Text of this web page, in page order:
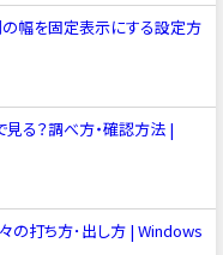
の幅を固定表示にする設定方
る？調べ方・確認方法 |
々の打ち方･出し方 | Windows